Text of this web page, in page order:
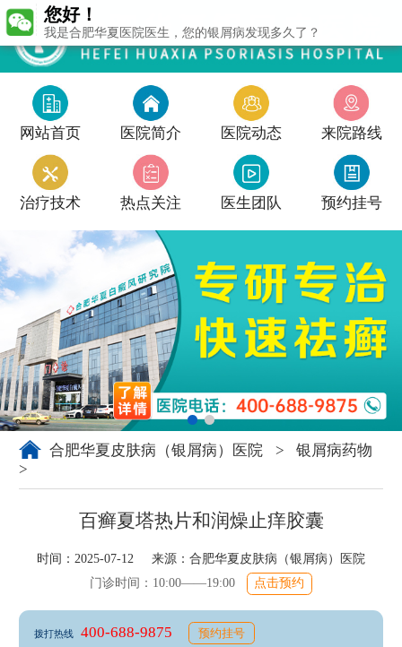
网站首页 医院简介 医院动态 来院路线
治疗技术 热点关注 医生团队 预约挂号
合肥华夏皮肤病（银屑病）医院 >
银屑病药物
>
百癣夏塔热片和润燥止痒胶囊
时间：2025-07-12 来源： 合肥华夏皮肤病（银屑病）医院
门诊时间：10:00——19:00
点击预约
拨打热线 400-688-9875 预约挂号
您好！
我是合肥华夏医院医生，您的银屑病发现多久了？